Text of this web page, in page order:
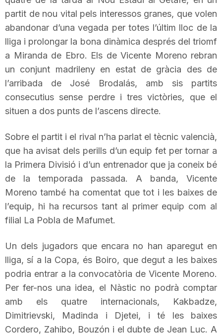
e
T
a
r
a
n
partit de nou vital pels interessos granes, que volen
abandonar d’una vegada per totes l’últim lloc de la
lliga i prolongar la bona dinàmica després del triomf
a Miranda de Ebro. Els de Vicente Moreno rebran
un conjunt madrileny en estat de gràcia des de
l’arribada de José
Brodalás, amb sis partits
consecutius sense perdre i tres victòries, que el
situen a dos punts de l’ascens directe.
Sobre el partit i el rival n’ha parlat el tècnic valencià,
que ha avisat dels perills d’un equip fet per tornar a
la Primera Divisió i d’un entrenador que ja coneix bé
de la temporada passada. A banda, Vicente
Moreno també ha comentat que tot i les baixes de
l’equip, hi ha recursos tant al primer equip com al
filial La Pobla de Mafumet.
Un dels jugadors que encara no han aparegut en
lliga, sí a la Copa, és Boiro, que degut a les baixes
podria entrar a la convocatòria deVicente Moreno.
Per fer-nos una idea, el Nàstic no podrà comptar
amb els quatre internacionals, Kakbadze,
Dimitrievski, Madinda i Djetei, i té les baixes
Cordero, Zahibo, Bouzón i el dubte de Jean Luc. A